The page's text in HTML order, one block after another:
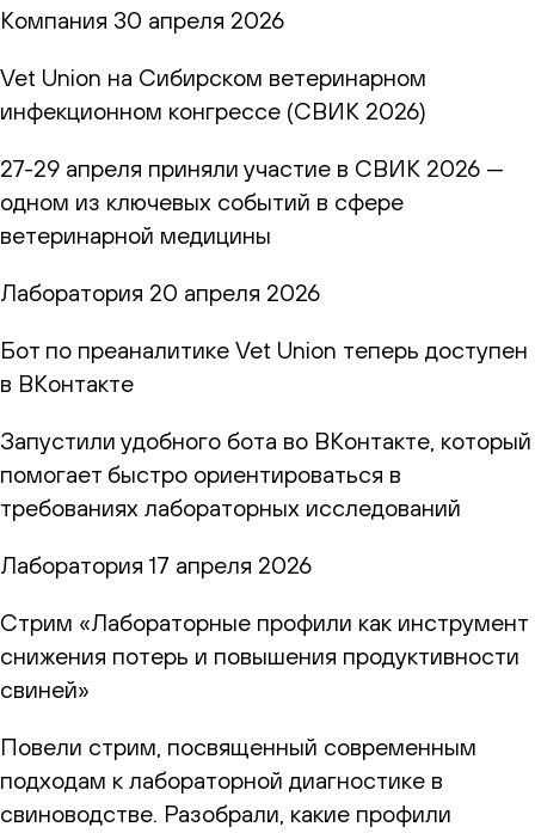
Компания 30 апреля 2026
Vet Union на Сибирском ветеринарном
инфекционном конгрессе (СВИК 2026)
27-29 апреля приняли участие в СВИК 2026 —
одном из ключевых событий в сфере
ветеринарной медицины
Лаборатория 20 апреля 2026
Бот по преаналитике Vet Union теперь доступен
в ВКонтакте
Запустили удобного бота во ВКонтакте, который
помогает быстро ориентироваться в
требованиях лабораторных исследований
Лаборатория 17 апреля 2026
Стрим «Лабораторные профили как инструмент
снижения потерь и повышения продуктивности
свиней»
Повели стрим, посвященный современным
подходам к лабораторной диагностике в
свиноводстве. Разобрали, какие профили